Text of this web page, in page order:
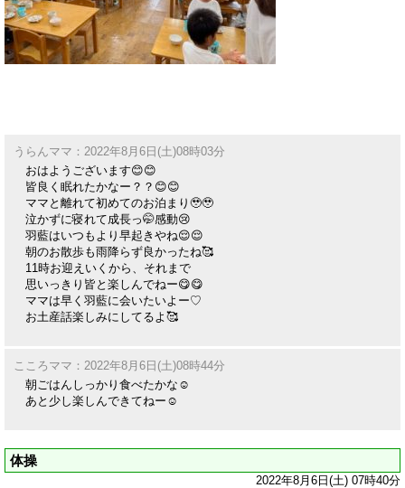
うらんママ：2022年8月6日(土)08時03分
おはようございます😊😊
皆良く眠れたかなー？？😊😊
ママと離れて初めてのお泊まり🥹🥹
泣かずに寝れて成長っ🤭感動😢
羽藍はいつもより早起きやね😌😌
朝のお散歩も雨降らず良かったね🥰
11時お迎えいくから、それまで
思いっきり皆と楽しんでねー😋😋
ママは早く羽藍に会いたいよー♡
お土産話楽しみにしてるよ🥰
こころママ：2022年8月6日(土)08時44分
朝ごはんしっかり食べたかな☺️
あと少し楽しんできてねー☺️
体操
2022年8月6日(土) 07時40分